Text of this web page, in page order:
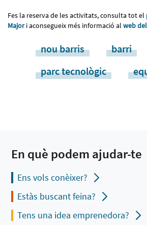
Fes la reserva de les activitats, consulta tot el
Major i aconsegueix més informació al web
nou barris
barri
parc tecnològic
En què podem ajudar-te
Ens vols conèixer?
Estàs buscant feina?
Tens una idea emprenedora?